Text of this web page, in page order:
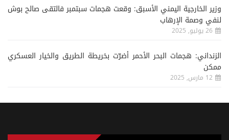
وزير الخارجية اليمني الأسبق: وقعت هجمات سبتمبر فالتقى صالح بوش
لنفي وصمة الإرهاب
26 يوليو, 2025
الزنداني: هجمات البحر الأحمر أضرّت بخريطة الطريق والخيار العسكري
ممكن
12 مارس, 2025